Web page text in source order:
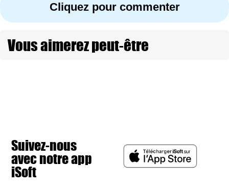
Cliquez pour commenter
Vous aimerez peut-être
Suivez-nous
avec notre app
iSoft